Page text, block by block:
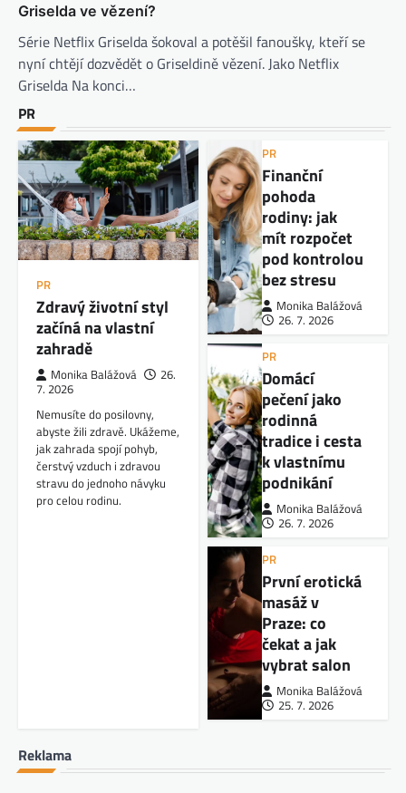
Griselda ve vězení?
Série Netflix Griselda šokoval a potěšil fanoušky, kteří se
nyní chtějí dozvědět o Griseldině vězení. Jako Netflix
Griselda Na konci…
PR
PR
Zdravý životní styl
začíná na vlastní
zahradě
Monika Balážová
26.
7. 2026
Nemusíte do posilovny,
abyste žili zdravě. Ukážeme,
jak zahrada spojí pohyb,
čerstvý vzduch i zdravou
stravu do jednoho návyku
pro celou rodinu.
PR
Finanční
pohoda
rodiny: jak
mít rozpočet
pod kontrolou
bez stresu
Monika Balážová
26. 7. 2026
PR
Domácí
pečení jako
rodinná
tradice i cesta
k vlastnímu
podnikání
Monika Balážová
26. 7. 2026
PR
První erotická
masáž v
Praze: co
čekat a jak
vybrat salon
Monika Balážová
25. 7. 2026
Reklama